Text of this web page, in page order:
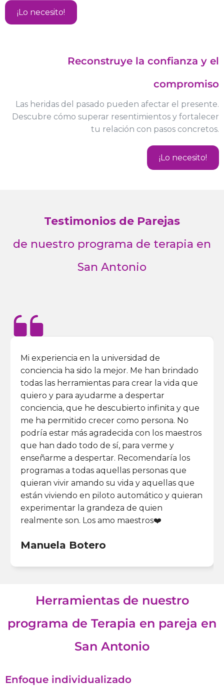
¡Lo necesito!
Reconstruye la confianza y el
compromiso
Las heridas del pasado pueden afectar el presente.
Descubre cómo superar resentimientos y fortalecer
tu relación con pasos concretos.
¡Lo necesito!
Testimonios de Parejas
de nuestro programa de terapia en
San Antonio
Mi experiencia en la universidad de
conciencia ha sido la mejor. Me han brindado
todas las herramientas para crear la vida que
quiero y para ayudarme a despertar
conciencia, que he descubierto infinita y que
me ha permitido crecer como persona. No
podría estar más agradecida con los maestros
que han dado todo de sí, para verme y
enseñarme a despertar. Recomendaría los
programas a todas aquellas personas que
quieran vivir amando su vida y aquellas que
están viviendo en piloto automático y quieran
experimentar la grandeza de quien
realmente son. Los amo maestros❤️
Manuela Botero
Herramientas de nuestro
programa de Terapia en pareja en
San Antonio
Enfoque individualizado